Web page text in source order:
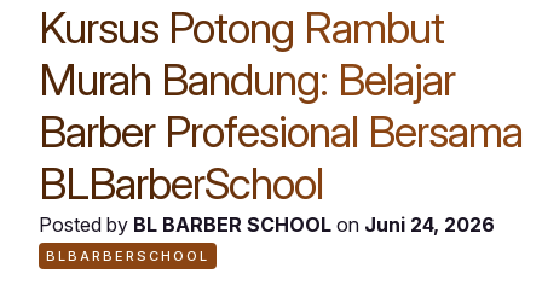
Kursus Potong Rambut
Murah Bandung: Belajar
Barber Profesional Bersama
BLBarberSchool
Posted by BL BARBER SCHOOL on Juni 24, 2026
BLBARBERSCHOOL